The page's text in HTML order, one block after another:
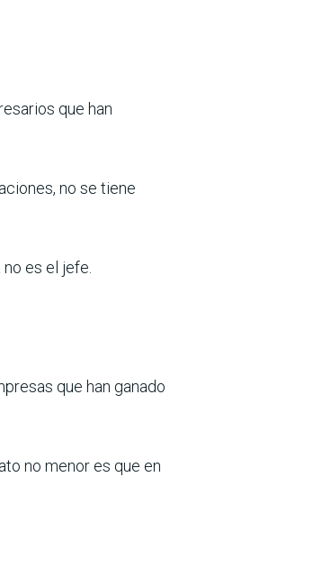
que han
no se tiene
es el jefe.
que han ganado
no menor es que en